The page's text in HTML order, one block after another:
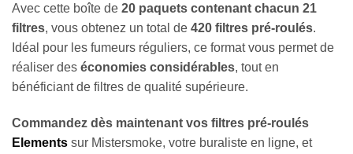
Avec cette boîte de 20 paquets contenant chacun 21
filtres, vous obtenez un total de 420 filtres pré-roulés.
Idéal pour les fumeurs réguliers, ce format vous permet de
réaliser des économies considérables, tout en
bénéficiant de filtres de qualité supérieure.
Commandez dès maintenant vos filtres pré-roulés
Elements sur Mistersmoke, votre buraliste en ligne, et